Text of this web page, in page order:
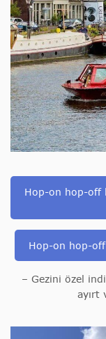
Hop-on hop-off
Hop-on hop-
– Gezini özel
ayırt